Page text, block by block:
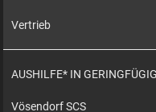
Vertrieb
AUSHILFE* IN
Vösendorf SCS